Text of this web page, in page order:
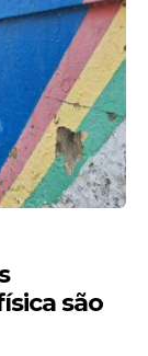
ser
mães,
público
com dor,
hoje.
são